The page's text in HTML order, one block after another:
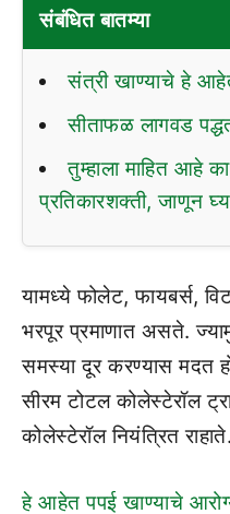
संबंधित बातम्या
संत्री खाण्याचे हे
सीताफळ लागवड
तुम्हाला माहित आहे
प्रतिकारशक्ती, जाणून
यामध्ये फोलेट, फायबर्स,
भरपूर प्रमाणात असते.
समस्या दूर करण्यास मदत
सीरम टोटल कोलेस्टेरॉल
कोलेस्टेरॉल नियंत्रित राहाते.
हे आहेत पपई खाण्याचे